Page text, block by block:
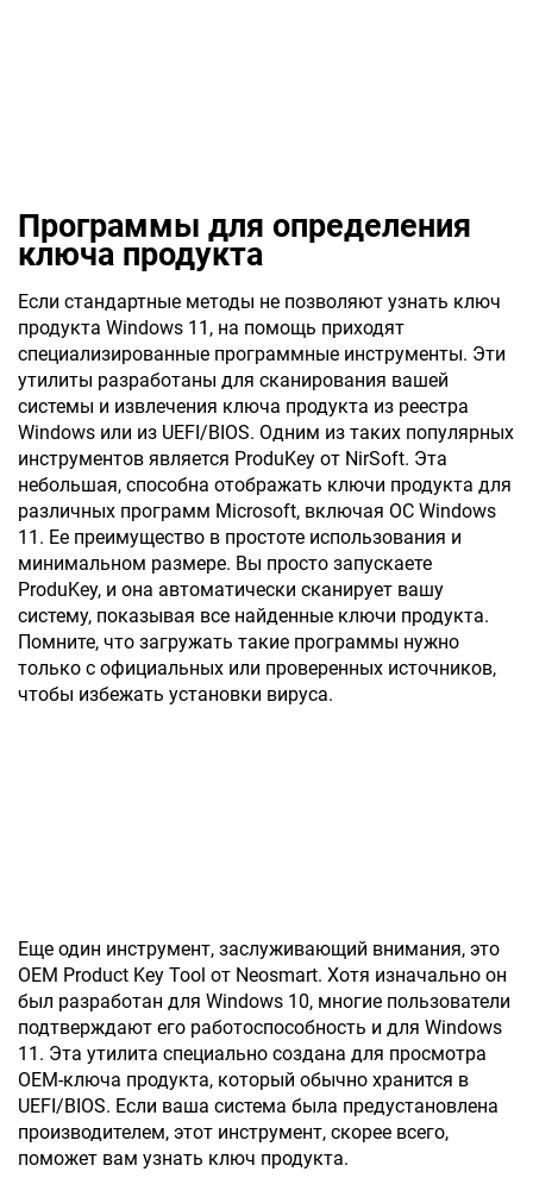
Программы для определения
ключа продукта
Если стандартные методы не позволяют узнать ключ
продукта Windows 11, на помощь приходят
специализированные программные инструменты. Эти
утилиты разработаны для сканирования вашей
системы и извлечения ключа продукта из реестра
Windows или из UEFI/BIOS. Одним из таких популярных
инструментов является ProduKey от NirSoft. Эта
небольшая, способна отображать ключи продукта для
различных программ Microsoft, включая ОС Windows
11. Ее преимущество в простоте использования и
минимальном размере. Вы просто запускаете
ProduKey, и она автоматически сканирует вашу
систему, показывая все найденные ключи продукта.
Помните, что загружать такие программы нужно
только с официальных или проверенных источников,
чтобы избежать установки вируса.
Еще один инструмент, заслуживающий внимания, это
OEM Product Key Tool от Neosmart. Хотя изначально он
был разработан для Windows 10, многие пользователи
подтверждают его работоспособность и для Windows
11. Эта утилита специально создана для просмотра
OEM-ключа продукта, который обычно хранится в
UEFI/BIOS. Если ваша система была предустановлена
производителем, этот инструмент, скорее всего,
поможет вам узнать ключ продукта.